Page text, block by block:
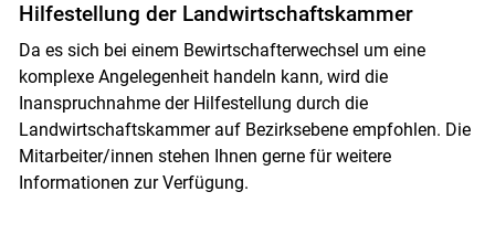
Hilfestellung der Landwirtschaftskammer
Da es sich bei einem Bewirtschafterwechsel um eine
komplexe Angelegenheit handeln kann, wird die
Inanspruchnahme der Hilfestellung durch die
Landwirtschaftskammer auf Bezirksebene empfohlen. Die
Mitarbeiter/innen stehen Ihnen gerne für weitere
Informationen zur Verfügung.